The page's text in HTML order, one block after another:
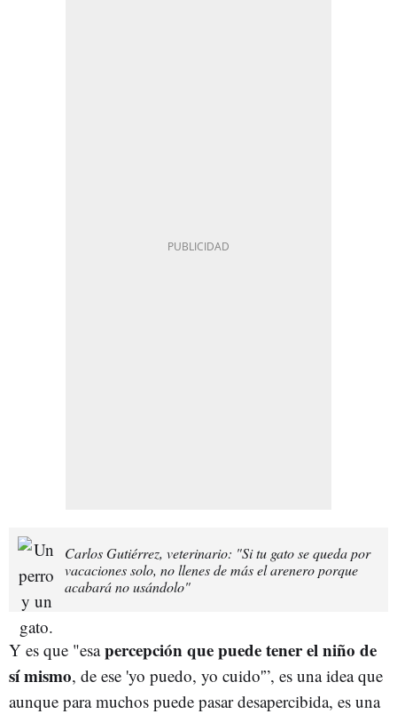
Carlos Gutiérrez, veterinario: "Si tu gato se queda por
vacaciones solo, no llenes de más el arenero porque
acabará no usándolo"
Y es que "esapercepción que puede tener el niño de
sí mismo, de ese 'yo puedo, yo cuido'”, es una idea que
aunque para muchos puede pasar desapercibida, es una